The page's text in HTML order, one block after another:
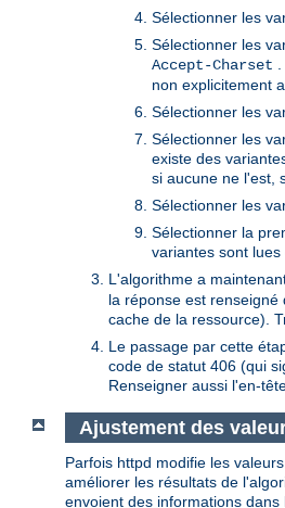
Sélectionner les
Sélectionner les
Accept-Charset
non explicitement
Sélectionner les
Sélectionner les
existe des
si aucune ne l'est,
Sélectionner les
Sélectionner la
variantes sont
L'algorithme a
la réponse est
cache de la ressource).
Le passage par cette
code de statut 406 (qui
Renseigner aussi l'en-
Ajustement des
Parfois httpd modifie les
améliorer les résultats de
envoient des informations dans